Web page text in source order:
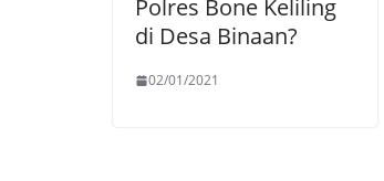
Polres Bone Keliling
di Desa Binaan?
02/01/2021